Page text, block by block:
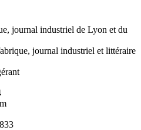
journal industriel de Lyon et du
journal industriel et littéraire